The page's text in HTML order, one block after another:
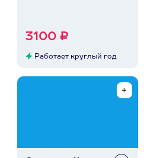
3100 ₽
Работает круглый год